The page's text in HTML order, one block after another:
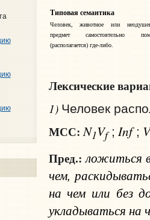
Типовая семантика
Человек, животное или
предмет самостоятельно
(располагается) где-либо.
Лексические
1) Человек
МСС: N1Vf; Inf; V
Пред.: ложиться
чем,
на чем или без
укладываться на